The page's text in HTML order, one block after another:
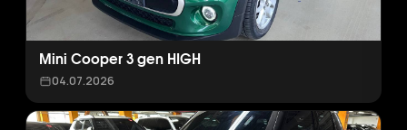
Mini Cooper 3 gen HIGH
04.07.2026